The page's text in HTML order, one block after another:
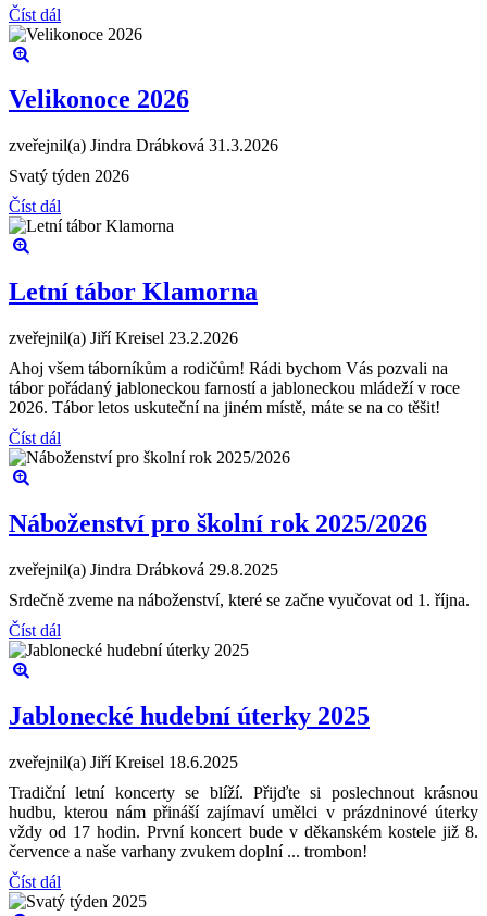
Číst dál
Velikonoce 2026
zveřejnil(a) Jindra Drábková 31.3.2026
Svatý týden 2026
Číst dál
Letní tábor Klamorna
zveřejnil(a) Jiří Kreisel 23.2.2026
Ahoj všem táborníkům a rodičům! Rádi bychom Vás pozvali na
tábor pořádaný jabloneckou farností a jabloneckou mládeží v roce
2026. Tábor letos uskuteční na jiném místě, máte se na co těšit!
Číst dál
Náboženství pro školní rok 2025/2026
zveřejnil(a) Jindra Drábková 29.8.2025
Srdečně zveme na náboženství, které se začne vyučovat od 1. října.
Číst dál
Jablonecké hudební úterky 2025
zveřejnil(a) Jiří Kreisel 18.6.2025
Tradiční letní koncerty se blíží. Přijďte si poslechnout krásnou
hudbu, kterou nám přináší zajímaví umělci v prázdninové úterky
vždy od 17 hodin. První koncert bude v děkanském kostele již 8.
července a naše varhany zvukem doplní ... trombon!
Číst dál